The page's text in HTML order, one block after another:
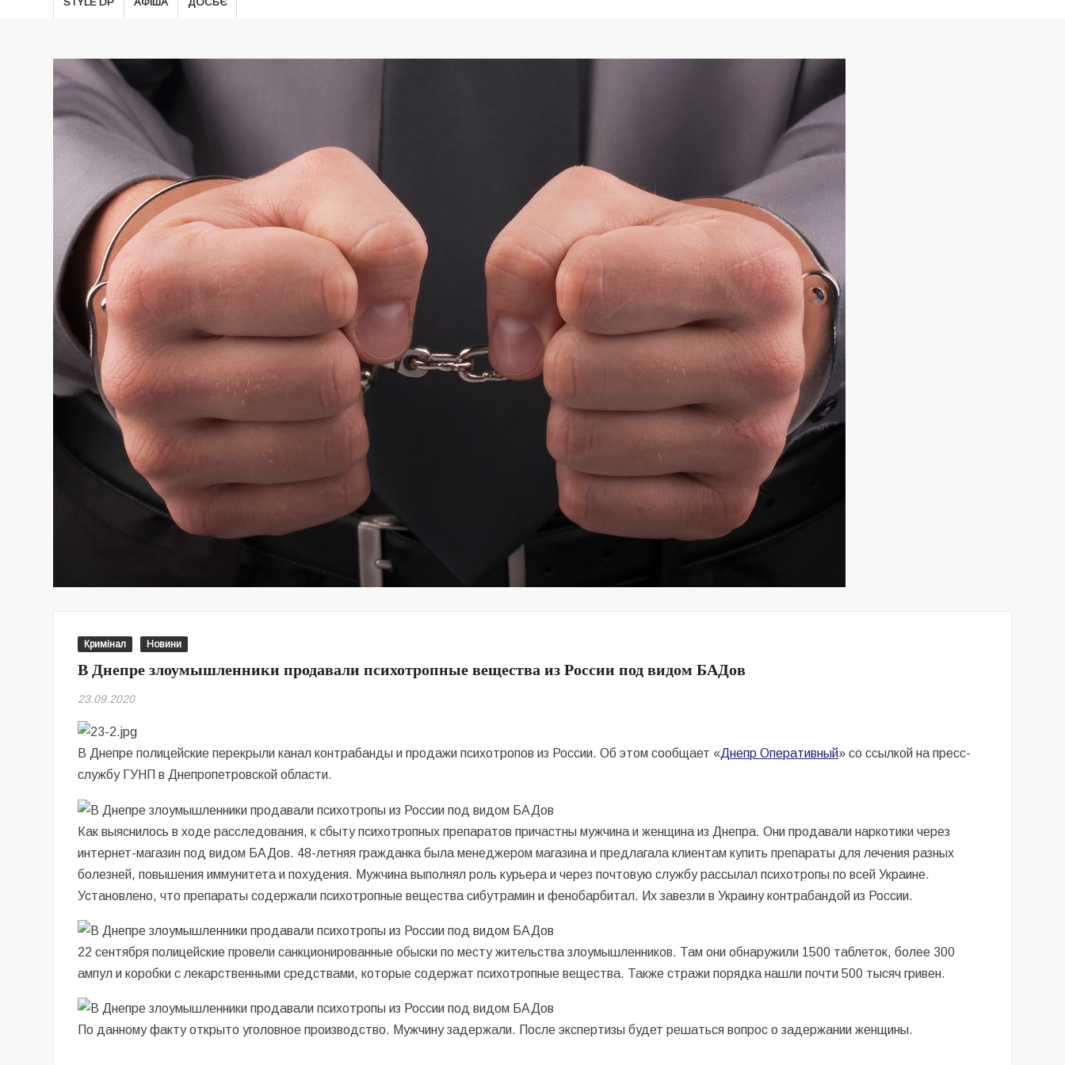
Кримінал Новини
В Днепре злоумышленники продавали психотропные вещества из России под видом БАДов
23.09.2020
В Днепре полицейские перекрыли канал контрабанды и продажи психотропов из России. Об этом сообщает «Днепр Оперативный» со ссылкой на пресс-
службу ГУНП в Днепропетровской области.
Как выяснилось в ходе расследования, к сбыту психотропных препаратов причастны мужчина и женщина из Днепра. Они продавали наркотики через
интернет-магазин под видом БАДов. 48-летняя гражданка была менеджером магазина и предлагала клиентам купить препараты для лечения разных
болезней, повышения иммунитета и похудения. Мужчина выполнял роль курьера и через почтовую службу рассылал психотропы по всей Украине.
Установлено, что препараты содержали психотропные вещества сибутрамин и фенобарбитал. Их завезли в Украину контрабандой из России.
22 сентября полицейские провели санкционированные обыски по месту жительства злоумышленников. Там они обнаружили 1500 таблеток, более 300
ампул и коробки с лекарственными средствами, которые содержат психотропные вещества. Также стражи порядка нашли почти 500 тысяч гривен.
По данному факту открыто уголовное производство. Мужчину задержали. После экспертизы будет решаться вопрос о задержании женщины.